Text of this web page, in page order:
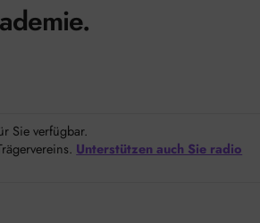
Sie verfügbar.
Unterstützen auch Sie radio